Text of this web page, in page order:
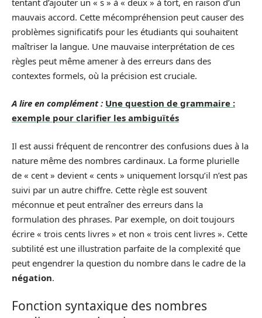
mauvais accord. Cette mécompréhension peut causer des
problèmes significatifs pour les étudiants qui souhaitent
maîtriser la langue. Une mauvaise interprétation de ces
règles peut même amener à des erreurs dans des
contextes formels, où la précision est cruciale.
A lire en complément : Une question de grammaire :
exemple pour clarifier les ambiguïtés
Il est aussi fréquent de rencontrer des confusions dues à la
nature même des nombres cardinaux. La forme plurielle
de « cent » devient « cents » uniquement lorsqu’il n’est pas
suivi par un autre chiffre. Cette règle est souvent
méconnue et peut entraîner des erreurs dans la
formulation des phrases. Par exemple, on doit toujours
écrire « trois cents livres » et non « trois cent livres ». Cette
subtilité est une illustration parfaite de la complexité que
peut engendrer la question du nombre dans le cadre de la
négation.
Fonction syntaxique des nombres